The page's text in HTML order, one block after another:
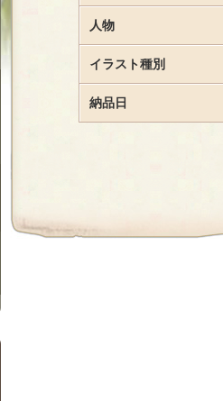
人物
イラスト種別
納品日